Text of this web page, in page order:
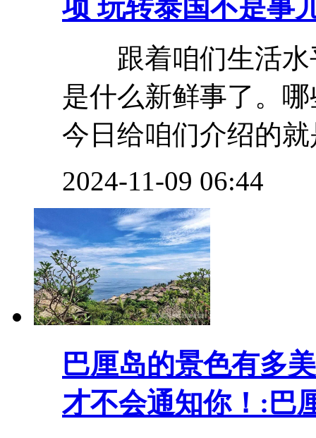
项 玩转泰国不是事
跟着咱们生活水
是什么新鲜事了。
今日给咱们介绍的
2024-11-09 06:44
巴厘岛的景色有多美
才不会通知你！:巴